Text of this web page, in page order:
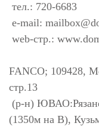
тел.: 720-6683
e-mail:
web-стр.:
FANCO; 109428,
стр.13
(р-н)
(1350м на В),